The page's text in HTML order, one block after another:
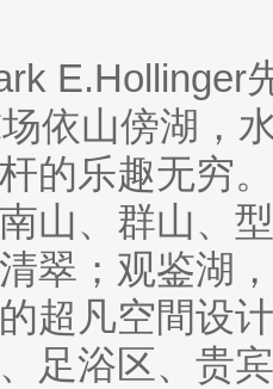
E.Hollinger
依山傍湖，
的乐趣无穷
山、群山、
翠；观鉴湖
超凡空間设
足浴区、贵